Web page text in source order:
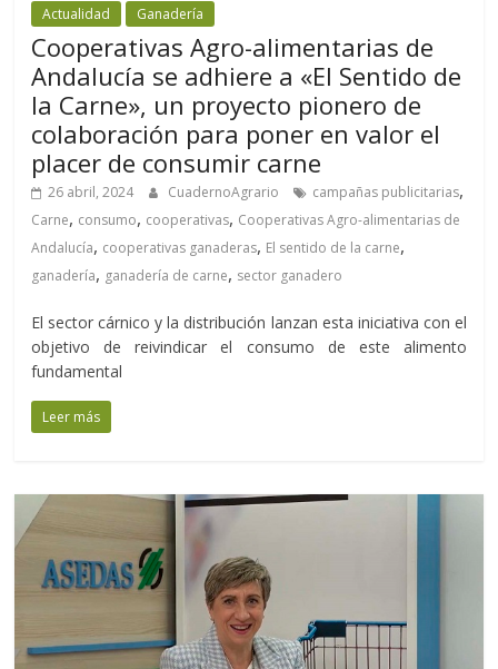
Actualidad Ganadería
Cooperativas Agro-alimentarias de
Andalucía se adhiere a «El Sentido de
la Carne», un proyecto pionero de
colaboración para poner en valor el
placer de consumir carne
26 abril, 2024 CuadernoAgrario campañas publicitarias,
Carne, consumo, cooperativas, Cooperativas Agro-alimentarias de
Andalucía, cooperativas ganaderas, El sentido de la carne,
ganadería, ganadería de carne, sector ganadero
El sector cárnico y la distribución lanzan esta iniciativa con el
objetivo de reivindicar el consumo de este alimento
fundamental
Leer más